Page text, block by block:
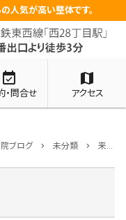
人気が高い整体です。
event_available
・問合せ
map
アクセス
院ブログ chevron_right 未分類 chevron_right 来ました！大雪！